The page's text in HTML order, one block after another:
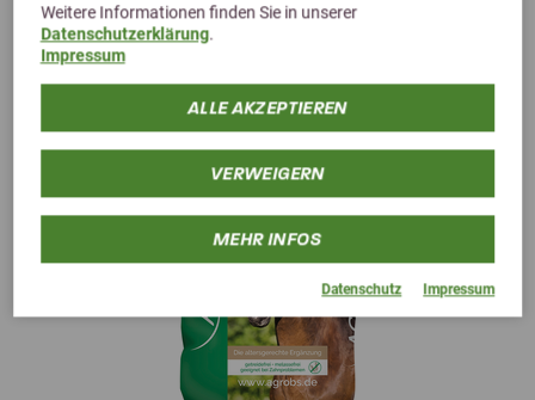
Weitere Informationen finden Sie in unserer
Datenschutzerklärung.
Impressum
ALLE AKZEPTIEREN
VERWEIGERN
MEHR INFOS
Datenschutz Impressum